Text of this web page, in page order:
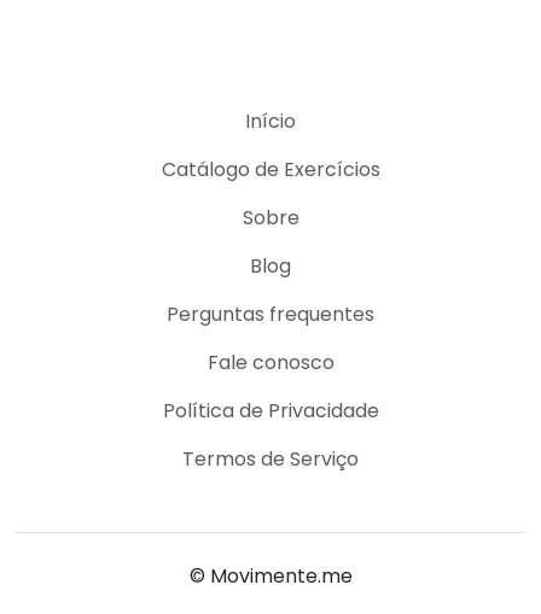
Início
Catálogo de Exercícios
Sobre
Blog
Perguntas frequentes
Fale conosco
Política de Privacidade
Termos de Serviço
© Movimente.me